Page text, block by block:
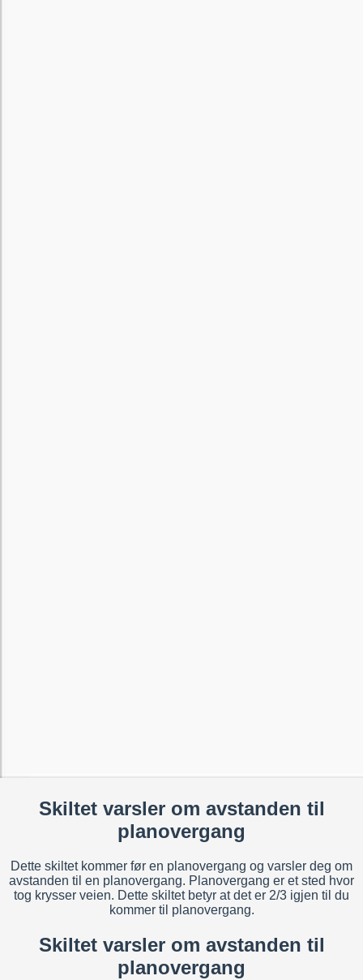
Skiltet varsler om avstanden til
planovergang
Dette skiltet kommer før en planovergang og varsler deg om
avstanden til en planovergang. Planovergang er et sted hvor
tog krysser veien. Dette skiltet betyr at det er 2/3 igjen til du
kommer til planovergang.
Skiltet varsler om avstanden til
planovergang